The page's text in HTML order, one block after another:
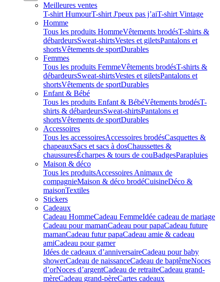
Meilleures ventes
T-shirt HumourT-shirt J'peux pas j’aiT-shirt Vintage
Homme
Tous les produits HommeVêtements brodésT-shirts &
débardeursSweat-shirtsVestes et giletsPantalons et
shortsVêtements de sportDurables
Femmes
Tous les produits FemmeVêtements brodésT-shirts &
débardeursSweat-shirtsVestes et giletsPantalons et
shortsVêtements de sportDurables
Enfant & Bébé
Tous les produits Enfant & BébéVêtements brodésT-
shirts & débardeursSweat-shirtsPantalons et
shortsVêtements de sportDurables
Accessoires
Tous les accessoiresAccessoires brodésCasquettes &
chapeauxSacs et sacs à dosChaussettes &
chaussuresÉcharpes & tours de couBadgesParapluies
Maison & déco
Tous les produitsAccessoires Animaux de
compagnieMaison & déco brodéCuisineDéco &
maisonTextiles
Stickers
Cadeaux
Cadeau HommeCadeau FemmeIdée cadeau de mariage​
Cadeau pour mamanCadeau pour papaCadeau future
mamanCadeau futur papaCadeau amie & cadeau
amiCadeau pour gamer
Idées de cadeaux d’anniversaireCadeau pour baby
showerCadeau de naissanceCadeau de baptêmeNoces
d’orNoces d’argentCadeau de retraiteCadeau grand-
mèreCadeau grand-pèreCartes cadeaux